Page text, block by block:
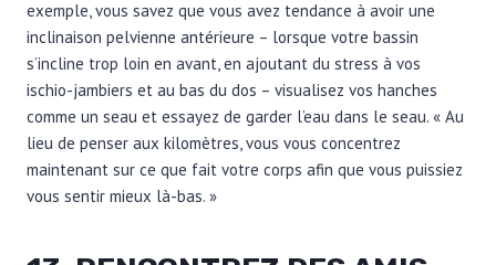
exemple, vous savez que vous avez tendance à avoir une
inclinaison pelvienne antérieure – lorsque votre bassin
s’incline trop loin en avant, en ajoutant du stress à vos
ischio-jambiers et au bas du dos – visualisez vos hanches
comme un seau et essayez de garder l’eau dans le seau. « Au
lieu de penser aux kilomètres, vous vous concentrez
maintenant sur ce que fait votre corps afin que vous puissiez
vous sentir mieux là-bas. »